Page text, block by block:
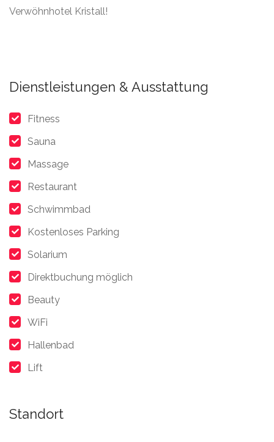
Verwöhnhotel Kristall!
Dienstleistungen & Ausstattung
Fitness
Sauna
Massage
Restaurant
Schwimmbad
Kostenloses Parking
Solarium
Direktbuchung möglich
Beauty
WiFi
Hallenbad
Lift
Standort